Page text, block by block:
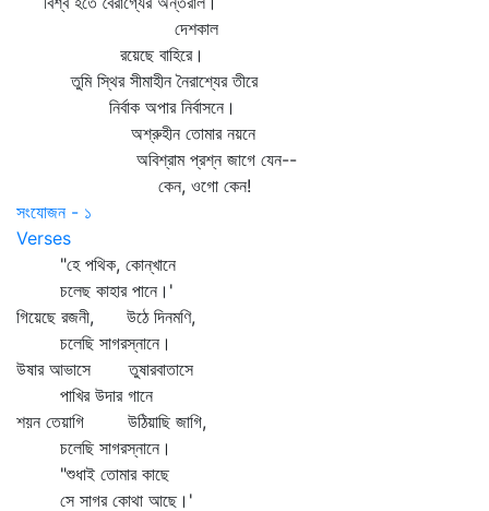
দেশকাল
রয়েছে বাহিরে।
তুমি স্থির সীমাহীন নৈরাশ্যের তীরে
নির্বাক অপার নির্বাসনে।
অশ্রুহীন তোমার নয়নে
অবিশ্রাম প্রশ্ন জাগে যেন--
কেন, ওগো কেন!
সংযোজন - ১
Verses
"হে পথিক, কোন্‌খানে
চলেছ কাহার পানে।'
গিয়েছে রজনী, উঠে দিনমণি,
চলেছি সাগরস্নানে।
উষার আভাসে তুষারবাতাসে
পাখির উদার গানে
শয়ন তেয়াগি উঠিয়াছি জাগি,
চলেছি সাগরস্নানে।
"শুধাই তোমার কাছে
সে সাগর কোথা আছে।'